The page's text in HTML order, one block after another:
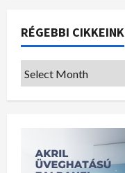
RÉGEBBI CIKKEINK